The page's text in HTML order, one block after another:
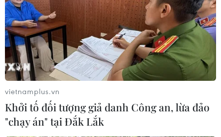
vietnamplus.vn
Khởi tố đối tượng giả danh Công an, lừa đảo
"chạy án" tại Đắk Lắk